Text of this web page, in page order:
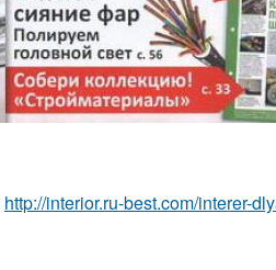
http://interior.ru-best.com/interer-